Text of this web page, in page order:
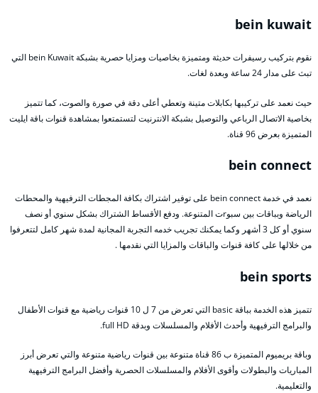
bein kuwait
نقوم بتركيب رسيفرات حديثة ومتميزة بخاصيات ومزايا حصرية بشبكة bein Kuwait التي
تبث على مدار 24 ساعة وبعدة لغات.
حيث نعمد على تركيبها بكابلات متينة وتعطي أعلى دقة في صورة والصوت، كما تتميز
بخاصية الاتصال الرباعي والتوصيل بشبكة الانترنيت لتستمتعوا بمشاهدة قنوات باقة ايليت
المتميزة بعرض 96 قناة.
bein connect
نعمد في خدمة bein connect على توفير اشتراك بكافة المجطات الترفيهية والمحطات
الرياضة وبباقات بين سبوrت المتنوعة. ودفع الأقساط الشتراك بشكل سنوي أو نصف
سنوي أو كل 3 أشهر وكما يمكنك تجريب خدمه التجربة المجانية لمدة شهر كامل لتتعرفوا
من خلالها على كافة قنوات والباقات والمزايا التي نقدمها .
bein sports
تتميز هذه الخدمة بباقة basic التي تعرض من 7 ل 10 قنوات رياضية مع قنوات الأطفال
والبرامج الترفيهية وأحدث الأفلام والمسلسلات وبدقة full HD.
وباقة بريميوم المتميزة ب 86 قناة متنوعة بين قنوات رياضية متنوعة والتي تعرض أبرز
المباريات والبطولات وأقوى الأفلام والمسلسلات الحصرية وأفضل البرامج الترفيهية
والتعليمية.